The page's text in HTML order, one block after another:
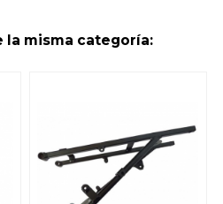
la misma categoría: